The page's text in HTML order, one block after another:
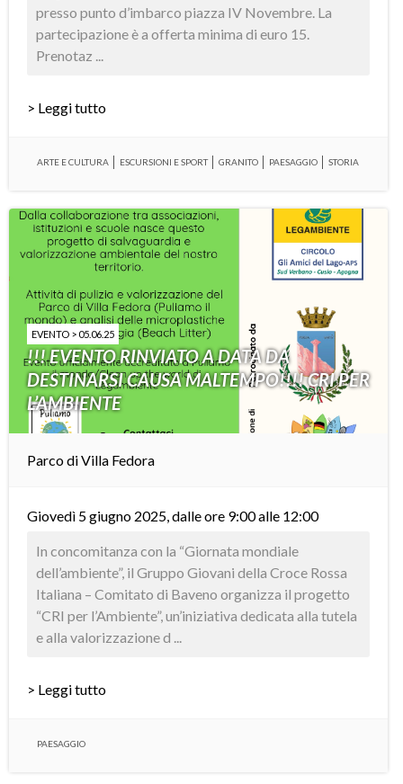
presso punto d’imbarco piazza IV Novembre. La
partecipazione è a offerta minima di euro 15.
Prenotaz ...
> Leggi tutto
ARTE E CULTURA ESCURSIONI E SPORT GRANITO PAESAGGIO STORIA
EVENTO > 05.06.25
!!! EVENTO RINVIATO A DATA DA
DESTINARSI CAUSA MALTEMPO!!!! CRI PER
L’AMBIENTE
Parco di Villa Fedora
Giovedì 5 giugno 2025, dalle ore 9:00 alle 12:00
In concomitanza con la “Giornata mondiale
dell’ambiente”, il Gruppo Giovani della Croce Rossa
Italiana – Comitato di Baveno organizza il progetto
“CRI per l’Ambiente”, un’iniziativa dedicata alla tutela
e alla valorizzazione d ...
> Leggi tutto
PAESAGGIO